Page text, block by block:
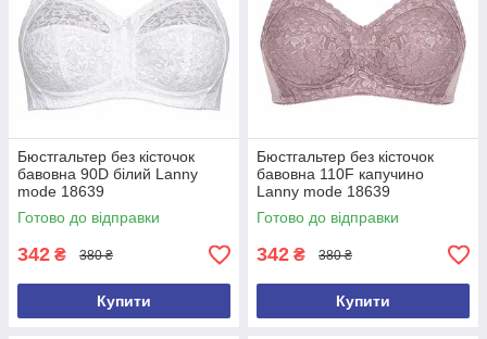
Бюстгальтер без кісточок
бавовна 90D білий Lanny
mode 18639
Готово до відправки
342 ₴ 380 ₴
Купити
Бюстгальтер без кісточок
бавовна 110F капучино
Lanny mode 18639
Готово до відправки
342 ₴ 380 ₴
Купити